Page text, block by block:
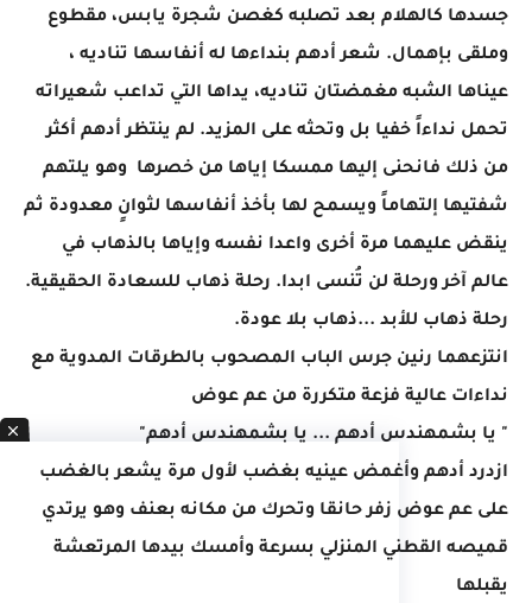
جسدها كالهلام بعد تصلبه كغصن شجرة يابس، مقطوع
وملقى بإهمال. شعر أدهم بنداءها له أنفاسها تناديه ،
عيناها الشبه مغمضتان تناديه، يداها التي تداعب شعيراته
تحمل نداءاً خفيا بل وتحثه على المزيد. لم ينتظر أدهم أكثر
من ذلك فانحنى إليها ممسكا إياها من خصرها وهو يلتهم
شفتيها إلتهاماً ويسمح لها بأخذ أنفاسها لثوانٍ معدودة ثم
ينقض عليهما مرة أخرى واعدا نفسه وإياها بالذهاب في
عالم آخر ورحلة لن تُنسى ابدا. رحلة ذهاب للسعادة الحقيقية.
رحلة ذهاب للأبد ...ذهاب بلا عودة.
انتزعهما رنين جرس الباب المصحوب بالطرقات المدوية مع
نداءات عالية فزعة متكررة من عم عوض
" يا بشمهندس أدهم ... يا بشمهندس أدهم"
ازدرد أدهم وأغمض عينيه بغضب لأول مرة يشعر بالغضب
على عم عوض زفر حانقا وتحرك من مكانه بعنف وهو يرتدي
قميصه القطني المنزلي بسرعة وأمسك بيدها المرتعشة
يقبلها